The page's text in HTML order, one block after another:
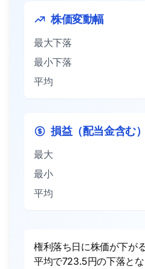
株価変動幅
最大下落
最小下落
平均
損益（配当金含む）
最大
最小
平均
権利落ち日に株価が下が
平均で723.5円の下落とな